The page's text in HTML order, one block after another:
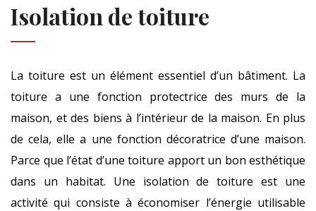
Isolation de toiture
La toiture est un élément essentiel d’un bâtiment. La
toiture a une fonction protectrice des murs de la
maison, et des biens à l’intérieur de la maison. En plus
de cela, elle a une fonction décoratrice d’une maison.
Parce que l’état d’une toiture apport un bon esthétique
dans un habitat. Une isolation de toiture est une
activité qui consiste à économiser l’énergie utilisable